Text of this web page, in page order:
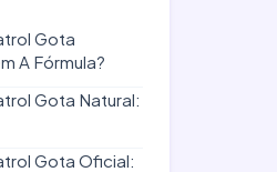
Gota
A Fórmula?
Gota Natural:
Gota Oficial: